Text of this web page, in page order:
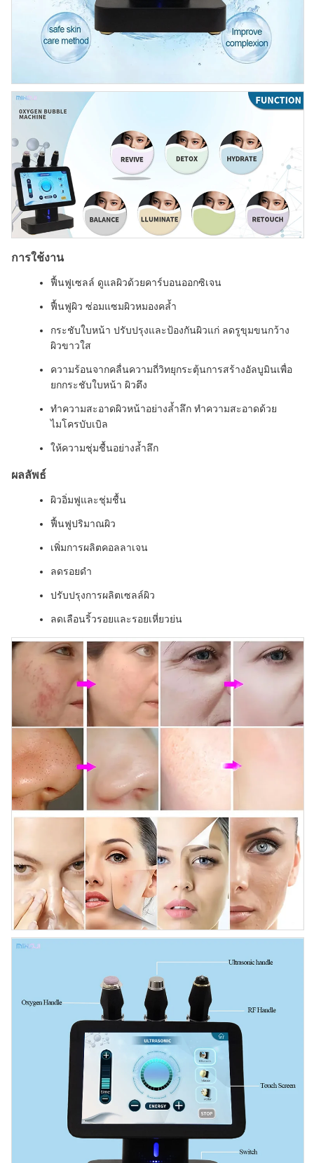
การใช้งาน
ฟื้นฟูเซลล์ ดูแลผิวด้วยคาร์บอนออกซิเจน
ฟื้นฟูผิว ซ่อมแซมผิวหมองคล้ำ
กระชับใบหน้า ปรับปรุงและป้องกันผิวแก่ ลดรูขุมขนกว้าง
ผิวขาวใส
ความร้อนจากคลื่นความถี่วิทยุกระตุ้นการสร้างอัลบูมินเพื่อ
ยกกระชับใบหน้า ผิวตึง
ทำความสะอาดผิวหน้าอย่างล้ำลึก ทำความสะอาดด้วย
ไมโครบับเบิล
ให้ความชุ่มชื้นอย่างล้ำลึก
ผลลัพธ์
ผิวอิ่มฟูและชุ่มชื้น
ฟื้นฟูปริมาณผิว
เพิ่มการผลิตคอลลาเจน
ลดรอยดำ
ปรับปรุงการผลิตเซลล์ผิว
ลดเลือนริ้วรอยและรอยเหี่ยวย่น